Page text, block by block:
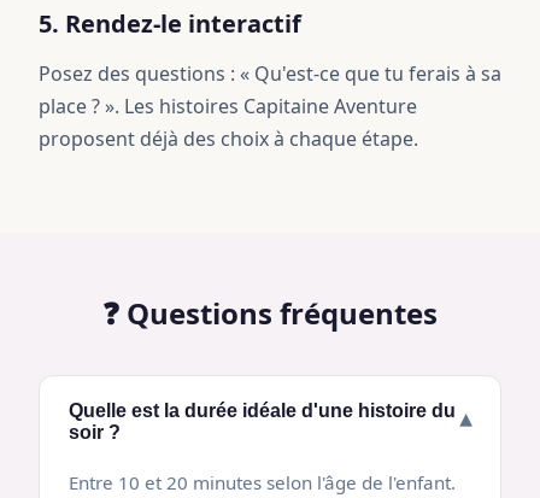
5. Rendez-le interactif
Posez des questions : « Qu'est-ce que tu ferais à sa
place ? ». Les histoires Capitaine Aventure
proposent déjà des choix à chaque étape.
❓ Questions fréquentes
Quelle est la durée idéale d'une histoire du
soir ?
▾
Entre 10 et 20 minutes selon l'âge de l'enfant.